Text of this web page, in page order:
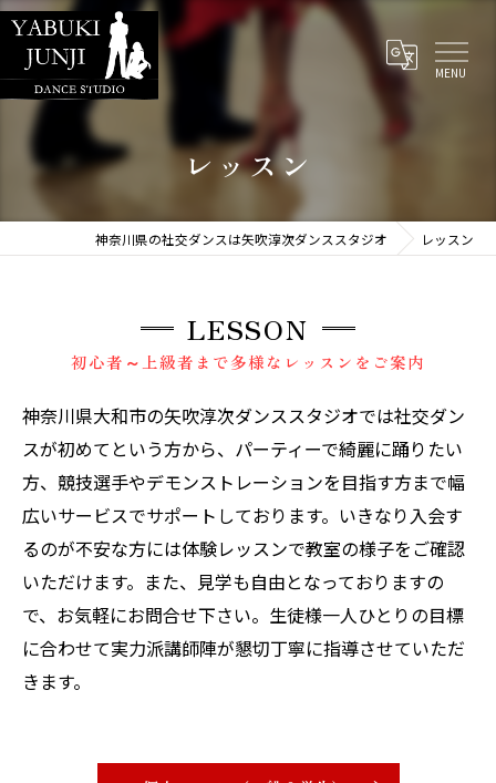
レッスン
神奈川県の社交ダンスは矢吹淳次ダンススタジオ レッスン
初心者～上級者まで多様なレッスンをご案内
LESSON
神奈川県大和市の矢吹淳次ダンススタジオでは社交ダン
スが初めてという方から、パーティーで綺麗に踊りたい
方、競技選手やデモンストレーションを目指す方まで幅
広いサービスでサポートしております。いきなり入会す
るのが不安な方には体験レッスンで教室の様子をご確認
いただけます。また、見学も自由となっておりますの
で、お気軽にお問合せ下さい。生徒様一人ひとりの目標
に合わせて実力派講師陣が懇切丁寧に指導させていただ
きます。